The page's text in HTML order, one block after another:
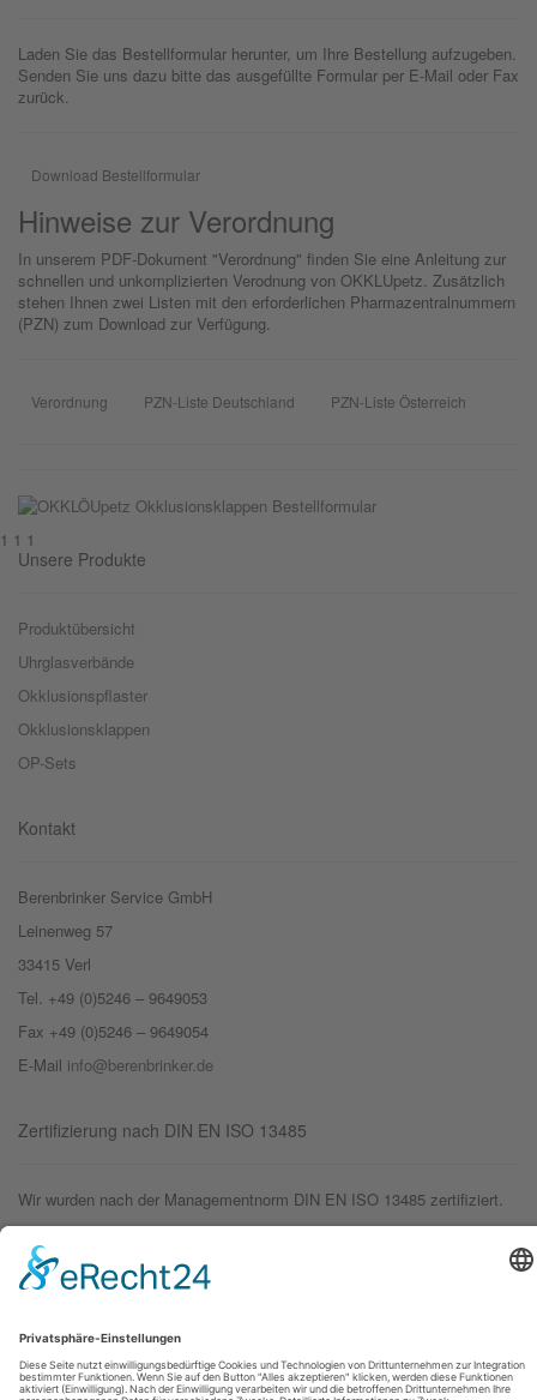
Laden Sie das Bestellformular herunter, um Ihre Bestellung aufzugeben.
Senden Sie uns dazu bitte das ausgefüllte Formular per E-Mail oder Fax
zurück.
Download Bestellformular
Hinweise zur Verordnung
In unserem PDF-Dokument "Verordnung" finden Sie eine Anleitung zur
schnellen und unkomplizierten Verodnung von OKKLUpetz. Zusätzlich
stehen Ihnen zwei Listen mit den erforderlichen Pharmazentralnummern
(PZN) zum Download zur Verfügung.
Verordnung PZN-Liste Deutschland PZN-Liste Österreich
1 1 1
Unsere Produkte
Produktübersicht
Uhrglasverbände
Okklusionspflaster
Okklusionsklappen
OP-Sets
Kontakt
Berenbrinker Service GmbH
Leinenweg 57
33415 Verl
Tel. +49 (0)5246 – 9649053
Fax +49 (0)5246 – 9649054
E-Mail info@berenbrinker.de
Zertifizierung nach DIN EN ISO 13485
Wir wurden nach der Managementnorm DIN EN ISO 13485 zertifiziert.
© 2019 – Berenbrinker Service GmbH
Impressum Datenschutzerklärung Login Logout